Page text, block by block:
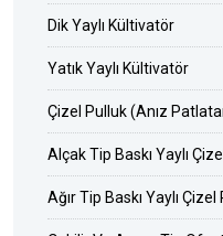
Dik Yaylı Kültivatör
Yatık Yaylı Kültivatör
Çizel Pulluk (Anız
Alçak Tip Baskı Yaylı
Ağır Tip Baskı Yaylı Çizel